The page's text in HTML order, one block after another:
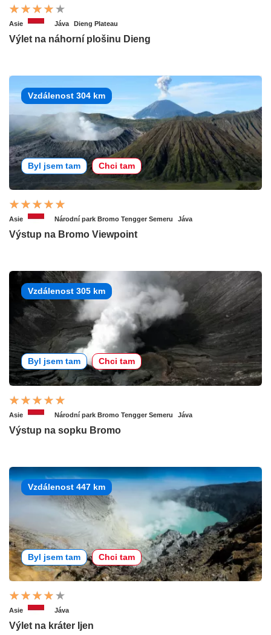
Asie Jáva Dieng Plateau
Výlet na náhorní plošinu Dieng
Vzdálenost 304 km
Byl jsem tam Chci tam
Asie Národní park Bromo Tengger Semeru Jáva
Výstup na Bromo Viewpoint
Vzdálenost 305 km
Byl jsem tam Chci tam
Asie Národní park Bromo Tengger Semeru Jáva
Výstup na sopku Bromo
Vzdálenost 447 km
Byl jsem tam Chci tam
Asie Jáva
Výlet na kráter Ijen